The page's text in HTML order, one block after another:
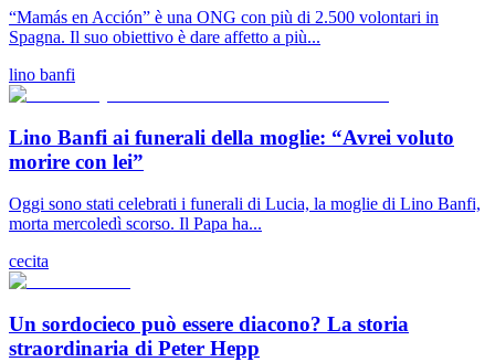
“Mamás en Acción” è una ONG con più di 2.500 volontari in
Spagna. Il suo obiettivo è dare affetto a più...
lino banfi
Lino Banfi ai funerali della moglie: “Avrei voluto
morire con lei”
Oggi sono stati celebrati i funerali di Lucia, la moglie di Lino Banfi,
morta mercoledì scorso. Il Papa ha...
cecita
Un sordocieco può essere diacono? La storia
straordinaria di Peter Hepp